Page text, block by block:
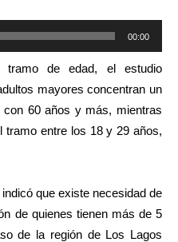
00:00
tramo de edad, el estudio
mayores concentran un
con 60 años y más, mientras
tramo entre los 18 y 29 años,
que existe necesidad de
de quienes tienen más de 5
de la región de Los Lagos